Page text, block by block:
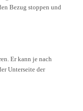
Bezug stoppen und
Er kann je nach
Unterseite der